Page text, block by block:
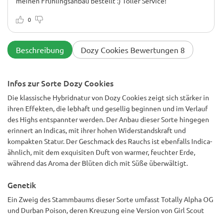
0
Beschreibung Dozy Cookies Bewertungen 8
Infos zur Sorte Dozy Cookies
Die klassische Hybridnatur von Dozy Cookies zeigt sich stärker in
ihren Effekten, die lebhaft und gesellig beginnen und im Verlauf
des Highs entspannter werden. Der Anbau dieser Sorte hingegen
erinnert an Indicas, mit ihrer hohen Widerstandskraft und
kompakten Statur. Der Geschmack des Rauchs ist ebenfalls Indica-
ähnlich, mit dem exquisiten Duft von warmer, feuchter Erde,
während das Aroma der Blüten dich mit Süße überwältigt.
Genetik
Ein Zweig des Stammbaums dieser Sorte umfasst Totally Alpha OG
und Durban Poison, deren Kreuzung eine Version von Girl Scout